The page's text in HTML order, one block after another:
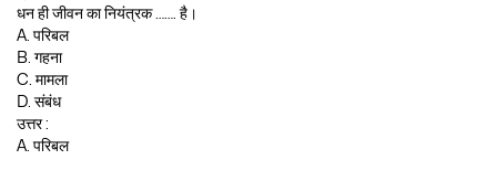
धन ही जीवन का नियंत्रक ……. है।
A. परिबल
B. गहना
C. मामला
D. संबंध
उत्तर :
A. परिबल